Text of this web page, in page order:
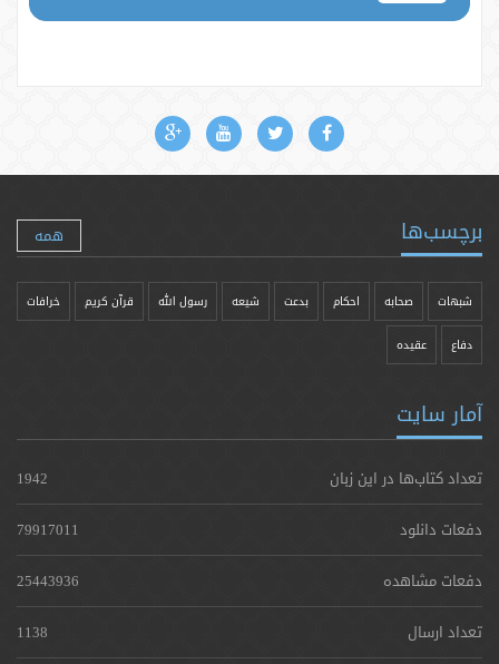
برچسب‌ها همه
شبهات صحابه احکام بدعت شیعه رسول الله قرآن کریم خرافات
دفاع عقیده
آمار سایت
تعداد کتاب‌ها در این زبان
1942
دفعات دانلود
79917011
دفعات مشاهده
25443936
تعداد ارسال
1138